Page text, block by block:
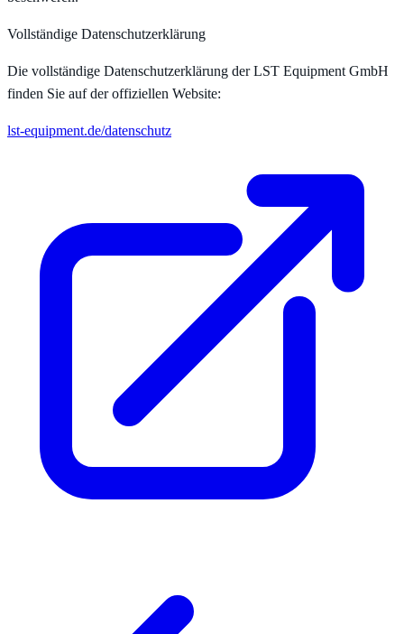
Vollständige Datenschutzerklärung
Die vollständige Datenschutzerklärung der LST Equipment GmbH
finden Sie auf der offiziellen Website:
lst-equipment.de/datenschutz